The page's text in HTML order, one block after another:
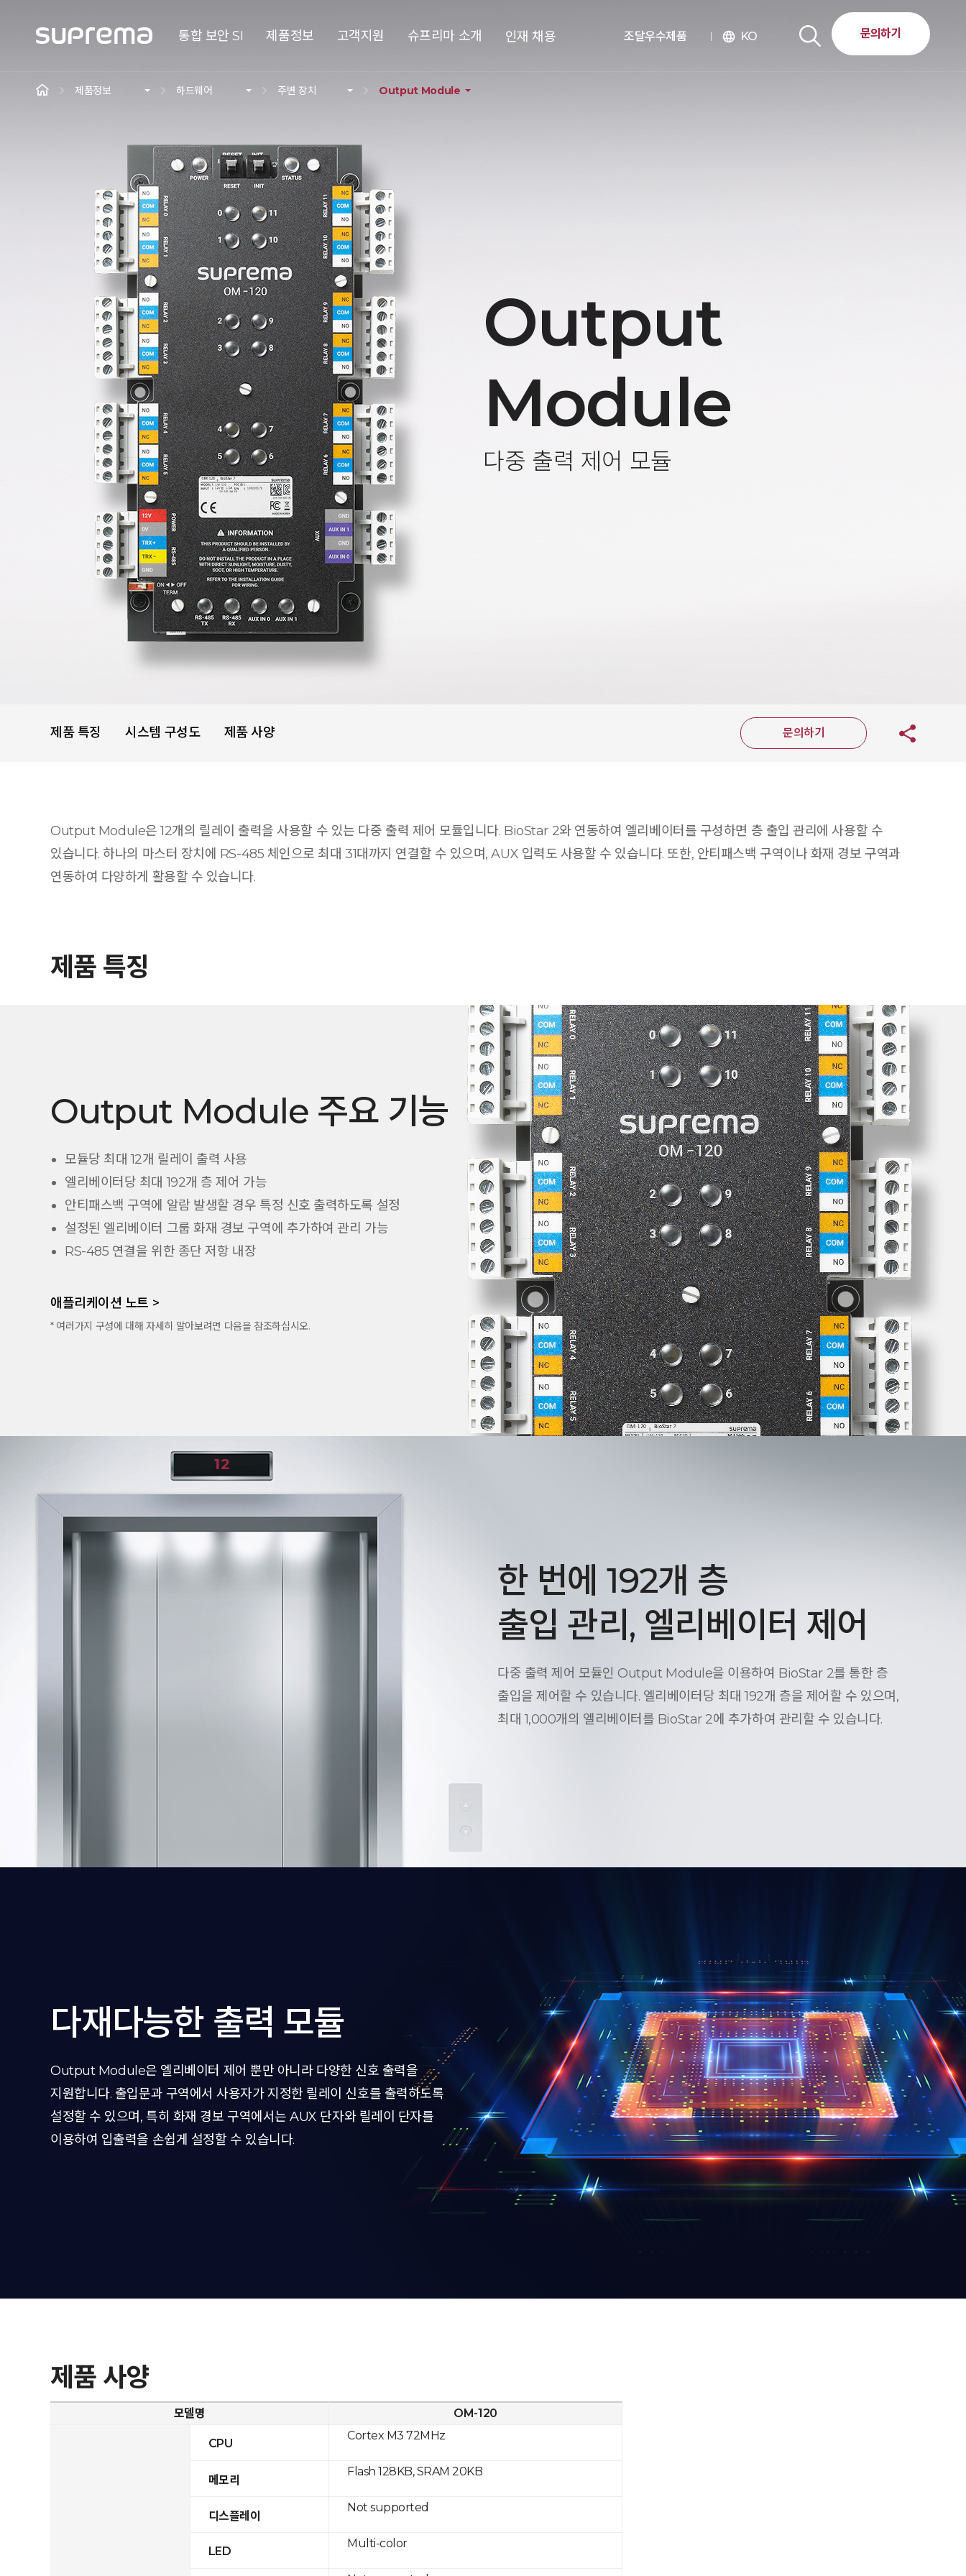
통합 보안 SI 제품정보 고객지원 슈프리마 소개 인재 채용 조달우수제품 language KO 문의하기
Output
Module
다중 출력 제어 모듈
제품정보 하드웨어 주변 장치 Output Module
제품 특징 시스템 구성도 제품 사양 문의하기
Output Module은 12개의 릴레이 출력을 사용할 수 있는 다중 출력 제어 모듈입니다. BioStar 2와 연동하여 엘리베이터를 구성하면 층 출입 관리에 사용할 수
있습니다. 하나의 마스터 장치에 RS-485 체인으로 최대 31대까지 연결할 수 있으며, AUX 입력도 사용할 수 있습니다. 또한, 안티패스백 구역이나 화재 경보 구역과
연동하여 다양하게 활용할 수 있습니다.
제품 특징
Output Module 주요 기능
모듈당 최대 12개 릴레이 출력 사용
엘리베이터당 최대 192개 층 제어 가능
안티패스백 구역에 알람 발생할 경우 특정 신호 출력하도록 설정
설정된 엘리베이터 그룹 화재 경보 구역에 추가하여 관리 가능
RS-485 연결을 위한 종단 저항 내장
애플리케이션 노트 >
* 여러가지 구성에 대해 자세히 알아보려면 다음을 참조하십시오.
한 번에 192개 층
출입 관리, 엘리베이터 제어
다중 출력 제어 모듈인 Output Module을 이용하여 BioStar 2를 통한 층
출입을 제어할 수 있습니다. 엘리베이터당 최대 192개 층을 제어할 수 있으며,
최대 1,000개의 엘리베이터를 BioStar 2에 추가하여 관리할 수 있습니다.
다재다능한 출력 모듈
Output Module은 엘리베이터 제어 뿐만 아니라 다양한 신호 출력을
지원합니다. 출입문과 구역에서 사용자가 지정한 릴레이 신호를 출력하도록
설정할 수 있으며, 특히 화재 경보 구역에서는 AUX 단자와 릴레이 단자를
이용하여 입출력을 손쉽게 설정할 수 있습니다.
제품 사양
모델명
CPU
메모리
디스플레이
LED
OM-120
Cortex M3 72MHz
Flash 128KB, SRAM 20KB
Not supported
Multi-color